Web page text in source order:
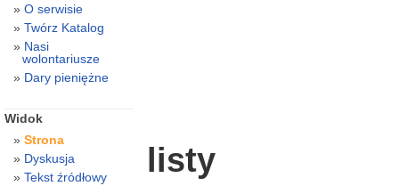
listy
O serwisie
Twórz Katalog
Nasi
wolontariusze
Dary pieniężne
Widok
Strona
Dyskusja
Tekst źródłowy